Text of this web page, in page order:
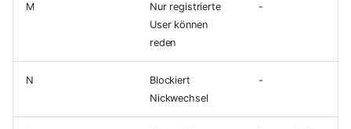
M
Nur registrierte
User können
reden
-
N
Blockiert
Nickwechsel
-